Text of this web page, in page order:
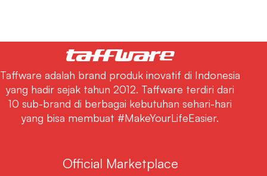
Taffware adalah brand produk inovatif di Indonesia
yang hadir sejak tahun 2012. Taffware terdiri dari
10 sub-brand di berbagai kebutuhan sehari-hari
yang bisa membuat #MakeYourLifeEasier.
Official Marketplace